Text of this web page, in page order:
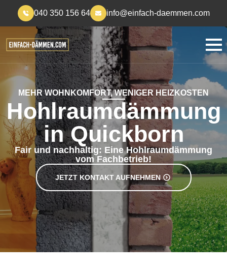
040 350 156 64 info@einfach-daemmen.com
MEHR WOHNKOMFORT, WENIGER HEIZKOSTEN
Hohlraumdämmung
in Quickborn
Fair und nachhaltig: Eine Hohlraumdämmung
vom Fachbetrieb!
JETZT KONTAKT AUFNEHMEN